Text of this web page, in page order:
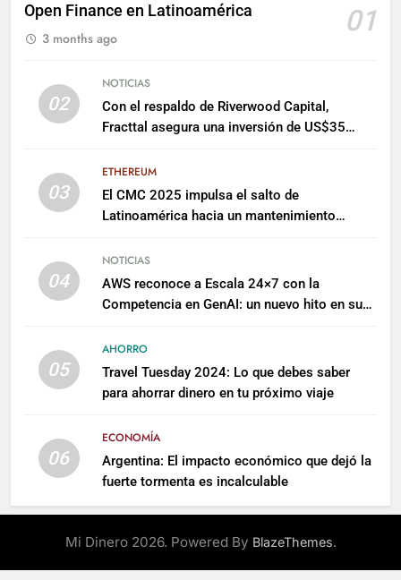
Open Finance en Latinoamérica
01
3 months ago
02
NOTICIAS
Con el respaldo de Riverwood Capital,
Fracttal asegura una inversión de US$35
03
ETHEREUM
El CMC 2025 impulsa el salto de
Latinoamérica hacia un mantenimiento
04
NOTICIAS
AWS reconoce a Escala 24×7 con la
Competencia en GenAI: un nuevo hito en su
05
AHORRO
Travel Tuesday 2024: Lo que debes saber
para ahorrar dinero en tu próximo viaje
06
ECONOMÍA
Argentina: El impacto económico que dejó la
fuerte tormenta es incalculable
Mi Dinero 2026. Powered By BlazeThemes.